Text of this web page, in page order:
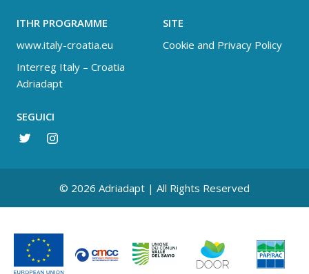
ITHR PROGRAMME
www.italy-croatia.eu
Interreg Italy – Croatia
Adriadapt
SITE
Cookie and Privacy Policy
SEGUICI
© 2026 Adriadapt | All Rights Reserved